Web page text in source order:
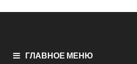
ГЛАВНОЕ МЕНЮ